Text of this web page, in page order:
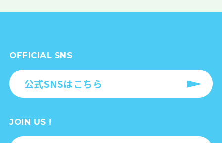
OFFICIAL SNS
公式SNSはこちら
JOIN US !